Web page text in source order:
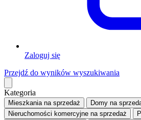
Zaloguj się
Przejdź do wyników wyszukiwania
Kategoria
Mieszkaniana sprzedaż Domy na
Nieruchomości komercyjne na sprzedaż